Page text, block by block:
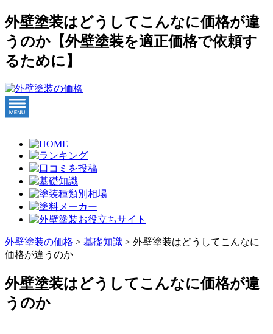
外壁塗装はどうしてこんなに価格が違
うのか【外壁塗装を適正価格で依頼す
るために】
外壁塗装の価格 > 基礎知識 > 外壁塗装はどうしてこんなに
価格が違うのか
外壁塗装はどうしてこんなに価格が違
うのか